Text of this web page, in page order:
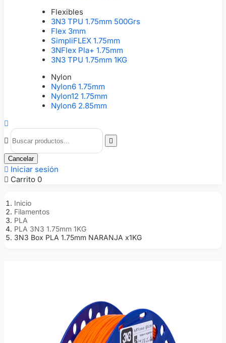
Flexibles
3N3 TPU 1.75mm 500Grs
Flex 3mm
SimpliFLEX 1.75mm
3NFlex Pla+ 1.75mm
3N3 TPU 1.75mm 1KG
Nylon
Nylon6 1.75mm
Nylon12 1.75mm
Nylon6 2.85mm



Cancelar
 Iniciar sesión
 Carrito 0
Inicio
Filamentos
PLA
PLA 3N3 1.75mm 1KG
3N3 Box PLA 1.75mm NARANJA x1KG